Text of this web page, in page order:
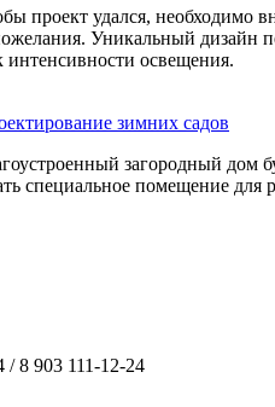
проект удался, необходимо
Уникальный дизайн
интенсивности освещения.
зимних садов
загородный дом
специальное помещение для
/8 903 111-12-24